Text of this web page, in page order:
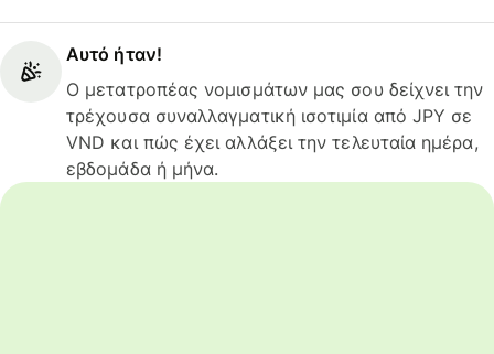
Αυτό ήταν!
Ο μετατροπέας νομισμάτων μας σου δείχνει την
τρέχουσα συναλλαγματική ισοτιμία από JPY σε
VND και πώς έχει αλλάξει την τελευταία ημέρα,
εβδομάδα ή μήνα.